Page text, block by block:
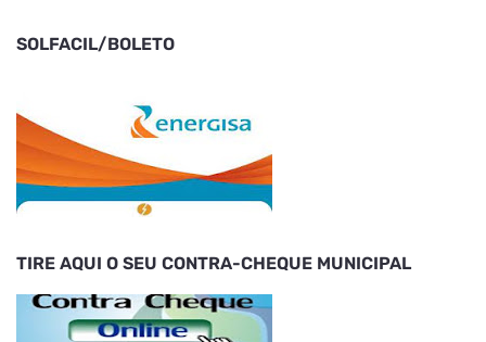
SOLFACIL/BOLETO
TIRE AQUI O SEU CONTRA-CHEQUE MUNICIPAL